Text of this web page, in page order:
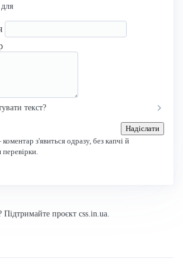
текст?
Надіслати
з'явиться одразу, без капчі й
перевірки.
проєкт css.in.ua.